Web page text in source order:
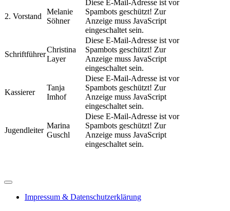
2. Vorstand
Melanie
Söhner
Diese E-Mail-Adresse ist vor
Spambots geschützt! Zur
Anzeige muss JavaScript
eingeschaltet sein.
Schriftführer
Christina
Layer
Diese E-Mail-Adresse ist vor
Spambots geschützt! Zur
Anzeige muss JavaScript
eingeschaltet sein.
Kassierer
Tanja
Imhof
Diese E-Mail-Adresse ist vor
Spambots geschützt! Zur
Anzeige muss JavaScript
eingeschaltet sein.
Jugendleiter
Marina
Guschl
Diese E-Mail-Adresse ist vor
Spambots geschützt! Zur
Anzeige muss JavaScript
eingeschaltet sein.
Impressum & Datenschutzerklärung